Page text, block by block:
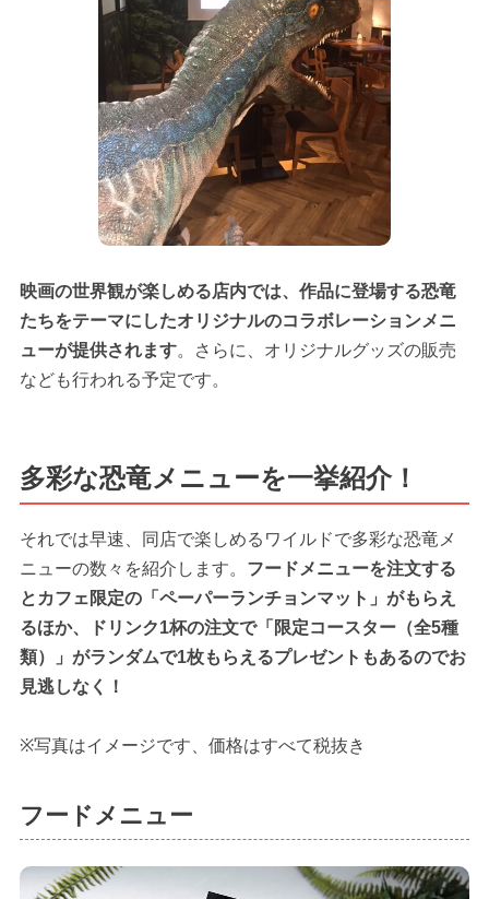
映画の世界観が楽しめる店内では、作品に登場する恐竜
たちをテーマにしたオリジナルのコラボレーションメニ
ューが提供されます。さらに、オリジナルグッズの販売
なども行われる予定です。
多彩な恐竜メニューを一挙紹介！
それでは早速、同店で楽しめるワイルドで多彩な恐竜メ
ニューの数々を紹介します。 フードメニューを注文する
とカフェ限定の「ペーパーランチョンマット」がもらえ
るほか、ドリンク1杯の注文で「限定コースター（全5種
類）」がランダムで1枚もらえるプレゼントもあるのでお
見逃しなく！
※写真はイメージです、価格はすべて税抜き
フードメニュー